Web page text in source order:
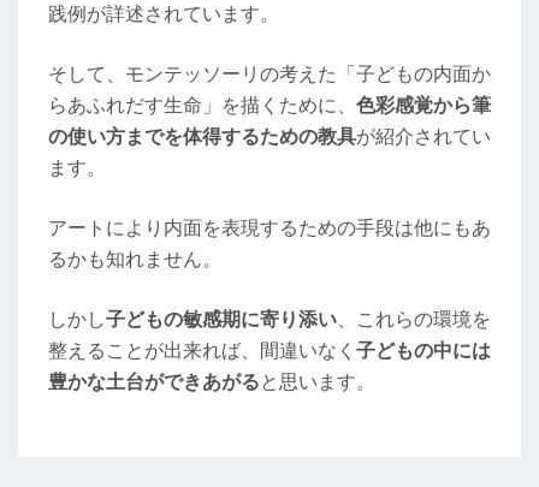
践例が詳述されています。
そして、モンテッソーリの考えた「子どもの内面か
らあふれだす生命」を描くために、 色彩感覚から筆
の使い方までを体得するための教具が紹介されてい
ます。
アートにより内面を表現するための手段は他にもあ
るかも知れません。
しかし子どもの敏感期に寄り添い、これらの環境を
整えることが出来れば、間違いなく 子どもの中には
豊かな土台ができあがると思います。